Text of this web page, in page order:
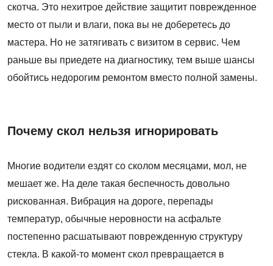
скотча. Это нехитрое действие защитит поврежденное
место от пыли и влаги, пока вы не доберетесь до
мастера. Но не затягивать с визитом в сервис. Чем
раньше вы приедете на диагностику, тем выше шансы
обойтись недорогим ремонтом вместо полной замены.
Почему скол нельзя игнорировать
Многие водители ездят со сколом месяцами, мол, не
мешает же. На деле такая беспечность довольно
рискованная. Вибрация на дороге, перепады
температур, обычные неровности на асфальте
постепенно расшатывают поврежденную структуру
стекла. В какой-то момент скол превращается в